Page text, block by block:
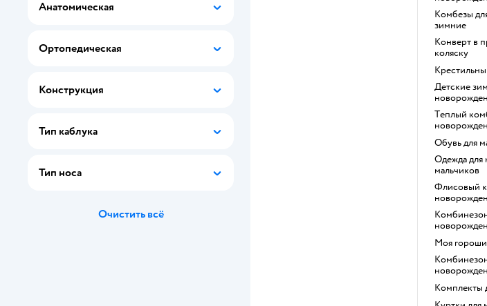
Комбезы для новорожденных
зимние
Конверт в прогулочную
коляску
Детские зимние конверты для
Теплый комбинезон для
Обувь для
Одежда для новорожденных
мальчиков
Флисовый комбинезон для
Комбинезон для
Моя
Комбинезон для
TINGO
Сказочный патруль
Анатомическая
Ортопедическая
Конструкция
Тип каблука
Тип носа
Очистить всё